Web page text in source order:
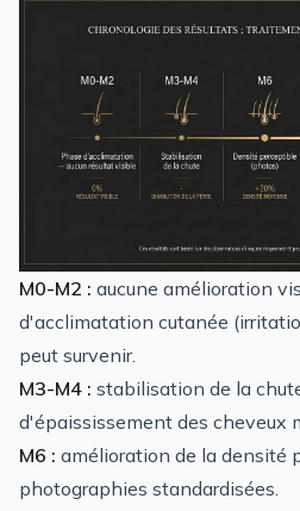
M0-M2 : aucune amélioration
d'acclimatation cutanée
peut survenir.
M3-M4 : stabilisation de la
d'épaississement des cheveux
M6 : amélioration de la densité
photographies standardisées.